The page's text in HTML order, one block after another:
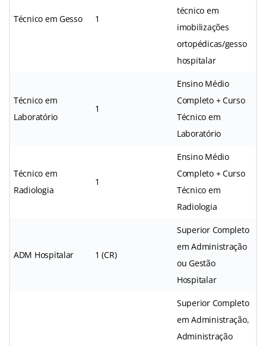
Técnico em Gesso 1
técnico em
imobilizações
ortopédicas/gesso
hospitalar
Técnico em
Laboratório
1
Ensino Médio
Completo + Curso
Técnico em
Laboratório
Técnico em
Radiologia
1
Ensino Médio
Completo + Curso
Técnico em
Radiologia
ADM Hospitalar 1 (CR)
Superior Completo
em Administração
ou Gestão
Hospitalar
Superior Completo
em Administração,
Administração